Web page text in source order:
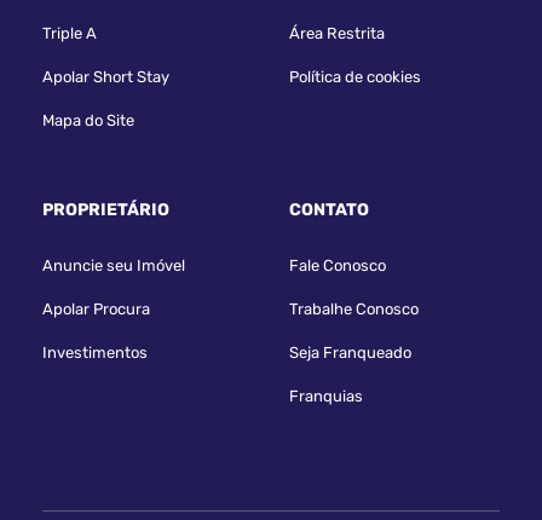
Triple A
Apolar Short Stay
Mapa do Site
Área Restrita
Política de cookies
PROPRIETÁRIO
Anuncie seu Imóvel
Apolar Procura
Investimentos
CONTATO
Fale Conosco
Trabalhe Conosco
Seja Franqueado
Franquias